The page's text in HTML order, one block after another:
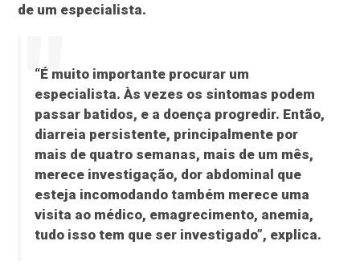
de um especialista.
“É muito importante procurar um
especialista. Às vezes os sintomas podem
passar batidos, e a doença progredir. Então,
diarreia persistente, principalmente por
mais de quatro semanas, mais de um mês,
merece investigação, dor abdominal que
esteja incomodando também merece uma
visita ao médico, emagrecimento, anemia,
tudo isso tem que ser investigado”, explica.